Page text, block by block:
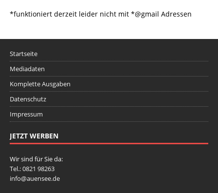
*funktioniert derzeit leider nicht mit *@gmail Adressen
Startseite
Mediadaten
Komplette Ausgaben
Datenschutz
Impressum
JETZT WERBEN
Wir sind für Sie da:
Tel.: 0821 98263
info@auensee.de